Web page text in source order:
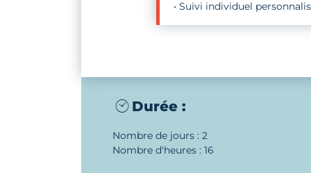
• Suivi individuel
Durée :
Nombre de jours : 2
Nombre d'heures : 16